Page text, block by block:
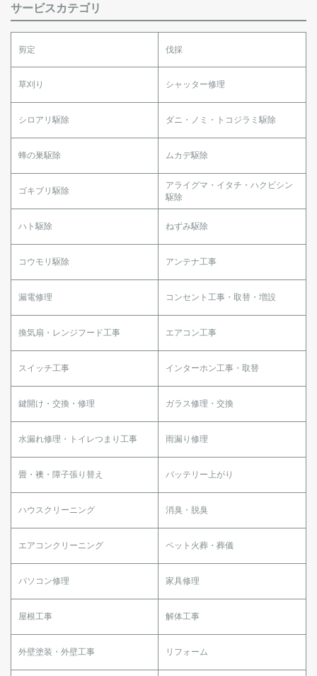
サービスカテゴリ
剪定 伐採
草刈り シャッター修理
シロアリ駆除 ダニ・ノミ・トコジラミ駆除
蜂の巣駆除 ムカデ駆除
ゴキブリ駆除
アライグマ・イタチ・ハクビシン
駆除
ハト駆除 ねずみ駆除
コウモリ駆除 アンテナ工事
漏電修理 コンセント工事・取替・増設
換気扇・レンジフード工事 エアコン工事
スイッチ工事 インターホン工事・取替
鍵開け・交換・修理 ガラス修理・交換
水漏れ修理・トイレつまり工事 雨漏り修理
畳・襖・障子張り替え バッテリー上がり
ハウスクリーニング 消臭・脱臭
エアコンクリーニング ペット火葬・葬儀
パソコン修理 家具修理
屋根工事 解体工事
外壁塗装・外壁工事 リフォーム